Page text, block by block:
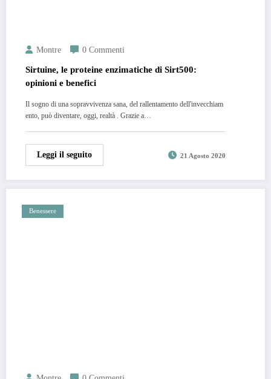
Montre 0 Commenti
Sirtuine, le proteine enzimatiche di Sirt500:
opinioni e benefici
Il sogno di una sopravvivenza sana, del rallentamento dell'invecchiam
ento, può diventare, oggi, realtà . Grazie a…
Leggi il seguito 21 Agosto 2020
Benessere